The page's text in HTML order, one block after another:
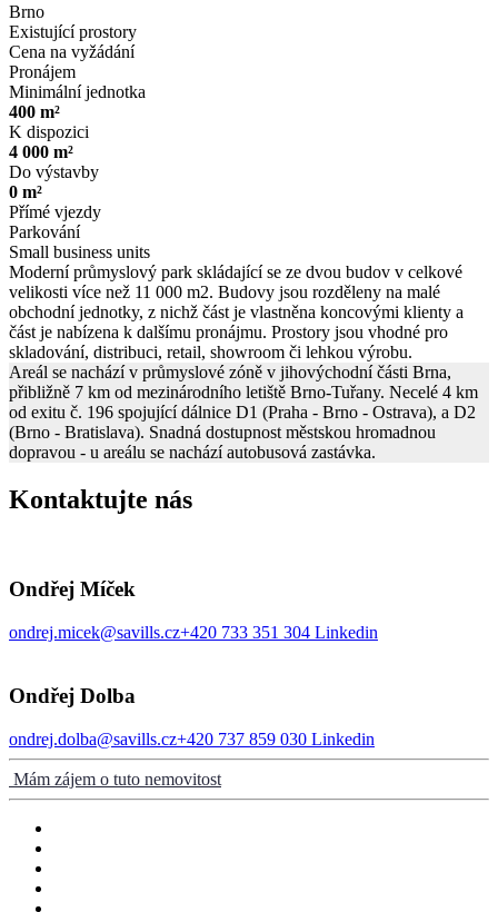
Brno
Existující prostory
Cena na vyžádání
Pronájem
Minimální jednotka
400 m²
K dispozici
4 000 m²
Do výstavby
0 m²
Přímé vjezdy
Parkování
Small business units
Moderní průmyslový park skládající se ze dvou budov v celkové
velikosti více než 11 000 m2. Budovy jsou rozděleny na malé
obchodní jednotky, z nichž část je vlastněna koncovými klienty a
část je nabízena k dalšímu pronájmu. Prostory jsou vhodné pro
skladování, distribuci, retail, showroom či lehkou výrobu.
Areál se nachází v průmyslové zóně v jihovýchodní části Brna,
přibližně 7 km od mezinárodního letiště Brno-Tuřany. Necelé 4 km
od exitu č. 196 spojující dálnice D1 (Praha - Brno - Ostrava), a D2
(Brno - Bratislava). Snadná dostupnost městskou hromadnou
dopravou - u areálu se nachází autobusová zastávka.
Kontaktujte nás
Ondřej Míček
ondrej.micek@savills.cz+420 733 351 304 Linkedin
Ondřej Dolba
ondrej.dolba@savills.cz+420 737 859 030 Linkedin
Mám zájem o tuto nemovitost